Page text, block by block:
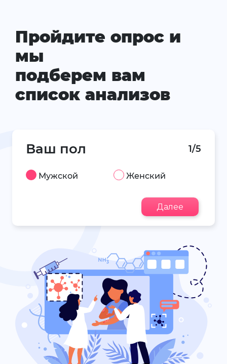
Пройдите опрос и
мы
подберем вам
список анализов
Ваш пол 1/5
Мужской Женский
Далее